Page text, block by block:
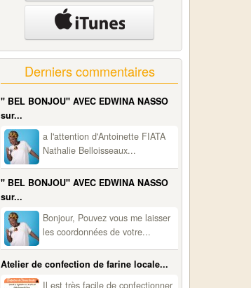
Derniers commentaires
" BEL BONJOU" AVEC EDWINA NASSO
sur...
a l'attention d'Antoinette FIATA
Nathalie Belloisseaux...
" BEL BONJOU" AVEC EDWINA NASSO
sur...
Bonjour, Pouvez vous me laisser
les coordonnées de votre...
Atelier de confection de farine locale...
Il est très facile de confectionner